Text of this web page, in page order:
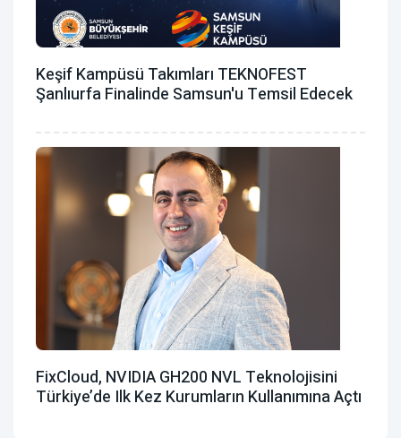
Keşif Kampüsü Takımları TEKNOFEST
Şanlıurfa Finalinde Samsun'u Temsil Edecek
FixCloud, NVIDIA GH200 NVL Teknolojisini
Türkiye’de Ilk Kez Kurumların Kullanımına Açtı